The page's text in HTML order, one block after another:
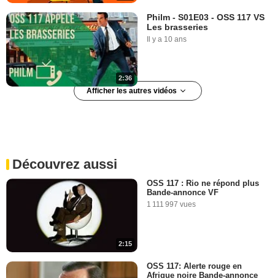
2:36
Philm - S01E03 - OSS 117 VS
Les brasseries
Il y a 10 ans
Afficher les autres vidéos
3:16
2:47
#Fun Facts - Richard
Découvrez aussi
2:15
OSS 117 : Rio ne répond plus
Bande-annonce VF
1 111 997 vues
OSS 117: Alerte rouge en
Afrique noire Bande-annonce